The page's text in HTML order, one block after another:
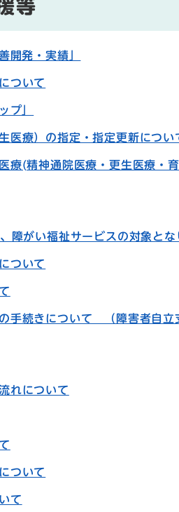
等
開発・実績」
ついて
プ」
医療）の指定・指定更新につい
療(精神通院医療・更生医療・
障がい福祉サービスの対象とな
ついて
手続きについて （障害者自立
れについて
ついて
て